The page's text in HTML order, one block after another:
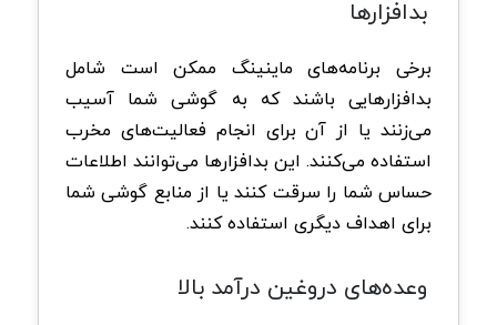
بدافزارها
برخی برنامه‌های ماینینگ ممکن است شامل
بدافزارهایی باشند که به گوشی شما آسیب
می‌زنند یا از آن برای انجام فعالیت‌های مخرب
استفاده می‌کنند. این بدافزارها می‌توانند اطلاعات
حساس شما را سرقت کنند یا از منابع گوشی شما
برای اهداف دیگری استفاده کنند.
وعده‌های دروغین درآمد بالا